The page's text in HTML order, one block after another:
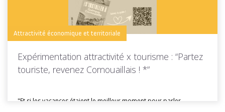
Attractivité économique et territoriale
Expérimentation attractivité x tourisme : “Partez
touriste, revenez Cornouaillais ! *”
"Et si les vacances étaient le meilleur moment pour parler